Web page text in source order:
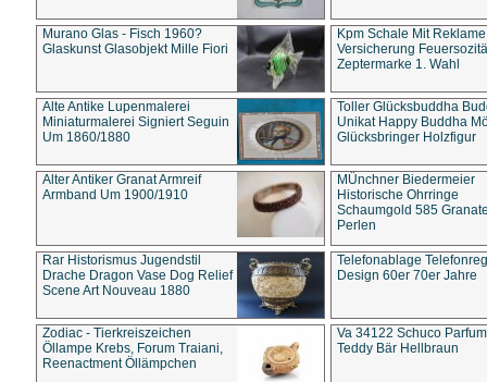
Murano Glas - Fisch 1960?
Glaskunst Glasobjekt Mille Fiori
Kpm Schale Mit Reklame
Versicherung
Zeptermarke 1. Wahl
Alte Antike Lupenmalerei
Miniaturmalerei Signiert Seguin
Um 1860/1880
Toller Glücksbuddha
Unikat Happy Buddha
Glücksbringer Holzfigur
Alter Antiker Granat Armreif
Armband Um 1900/1910
MÜnchner Biedermeier
Historische Ohrringe
Schaumgold 585
Perlen
Rar Historismus Jugendstil
Drache Dragon Vase Dog Relief
Scene Art Nouveau 1880
Telefonablage
Design 60er 70er Jahre
Zodiac - Tierkreiszeichen
Öllampe Krebs, Forum Traiani,
Reenactment Öllämpchen
Va 34122 Schuco
Teddy Bär Hellbraun